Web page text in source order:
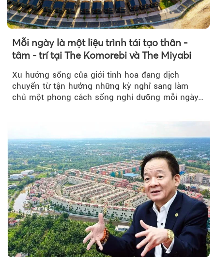
Mỗi ngày là một liệu trình tái tạo thân -
tâm - trí tại The Komorebi và The Miyabi
Xu hướng sống của giới tinh hoa đang dịch
chuyển từ tận hưởng những kỳ nghỉ sang làm
chủ một phong cách sống nghỉ dưỡng mỗi ngày…